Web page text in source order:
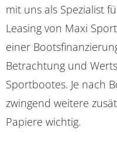
mit uns als Spezialist
Leasing von Maxi
einer
Betrachtung und
Sportbootes. Je nach
zwingend weitere
Papiere wichtig.